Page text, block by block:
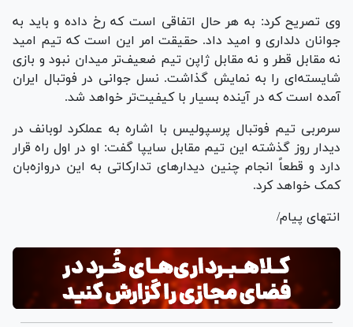
وی تصریح کرد: به هر حال اتفاقی است که رخ داده و باید به
جوانان دلداری و امید داد. حقیقت امر این است که تیم امید
نه مقابل قطر و نه مقابل ژاپن تیم ضعیف‌تر میدان نبود و بازی
شایسته‌ای را به نمایش گذاشت. نسل جوانی در فوتبال ایران
آمده است که در آینده بسیار با کیفیت‌تر خواهد شد.
سرمربی تیم فوتبال پرسپولیس با اشاره به عملکرد لوبانف در
دیدار روز گذشته این تیم مقابل سایپا گفت: او در اول راه قرار
دارد و قطعاً انجام چنین دیدارهای تدارکاتی به این دروازه‌بان
کمک خواهد کرد.
انتهای پیام/